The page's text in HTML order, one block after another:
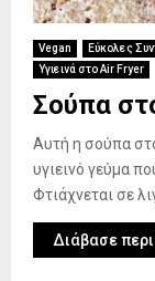
Vegan Εύκολες
Υγιεινά στο Air Fryer
Σούπα
Αυτή η σούπα
υγιεινό γεύμα
Φτιάχνεται σε
Διάβασε